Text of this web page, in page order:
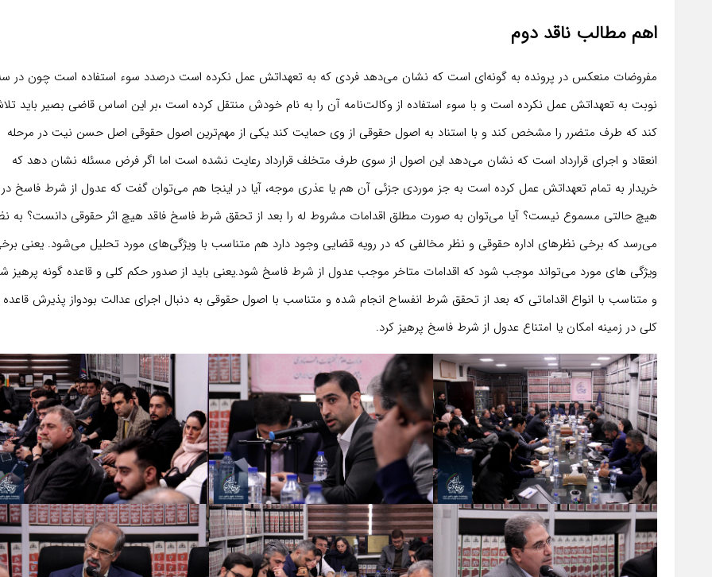
اهم مطالب ناقد دوم
مفروضات منعکس در پرونده به گونه‌ای است که نشان می‌دهد فردی که به تعهداتش عمل نکرده است درصدد سوء استفاده است چون در
نوبت به تعهداتش عمل نکرده است و با سوء استفاده از وکالت‌نامه آن را به نام خودش منتقل کرده است ،بر این اساس قاضی بصیر باید
کند که طرف متضرر را مشخص کند و با استناد به اصول حقوقی از وی حمایت کند یکی از مهم‌ترین اصول حقوقی اصل حسن نیت در مرحله
انعقاد و اجرای قرارداد است که نشان می‌دهد این اصول از سوی طرف متخلف قرارداد رعایت نشده است اما اگر فرض مسئله نشان دهد که
خریدار به تمام تعهداتش عمل کرده است به جز موردی جزئی آن هم یا عذری موجه، آیا در اینجا هم می‌توان گفت که عدول از شرط فاسخ در
هیچ حالتی مسموع نیست؟ آیا می‌توان به صورت مطلق اقدامات مشروط له را بعد از تحقق شرط فاسخ فاقد هیچ اثر حقوقی دانست؟ به
می‌رسد که برخی نظرهای اداره حقوقی و نظر مخالفی که در رویه قضایی وجود دارد هم متناسب با ویژگی‌های مورد تحلیل می‌شود. یعنی
ویژگی های مورد می‌تواند موجب شود که اقدامات متاخر موجب عدول از شرط فاسخ شود.یعنی باید از صدور حکم کلی و قاعده گونه پرهیز
و متناسب با انواع اقداماتی که بعد از تحقق شرط انفساح انجام شده و متناسب با اصول حقوقی به دنبال اجرای عدالت بودواز پذیرش
کلی در زمینه امکان یا امتناع عدول از شرط فاسخ پرهیز کرد.